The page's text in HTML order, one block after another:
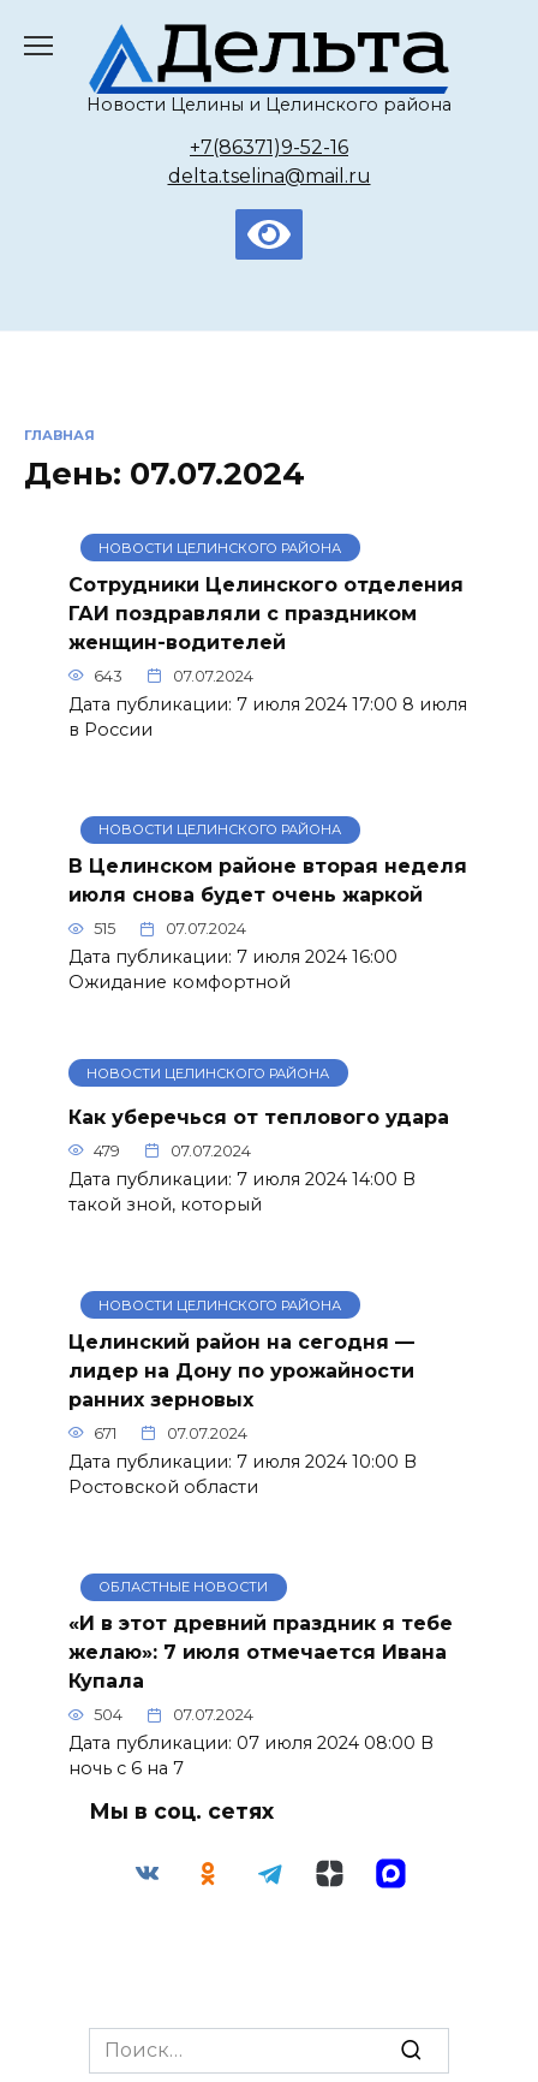
содержанию
Новости Целины и Целинского района
+7(86371)9-52-16
delta.tselina@mail.ru
ГЛАВНАЯ
День: 07.07.2024
НОВОСТИ ЦЕЛИНСКОГО РАЙОНА
Сотрудники Целинского отделения
ГАИ поздравляли с праздником
женщин-водителей
643 07.07.2024
Дата публикации: 7 июля 2024 17:00 8 июля
в России
НОВОСТИ ЦЕЛИНСКОГО РАЙОНА
В Целинском районе вторая неделя
июля снова будет очень жаркой
515 07.07.2024
Дата публикации: 7 июля 2024 16:00
Ожидание комфортной
НОВОСТИ ЦЕЛИНСКОГО РАЙОНА
Как уберечься от теплового удара
479 07.07.2024
Дата публикации: 7 июля 2024 14:00 В
такой зной, который
НОВОСТИ ЦЕЛИНСКОГО РАЙОНА
Целинский район на сегодня —
лидер на Дону по урожайности
ранних зерновых
671 07.07.2024
Дата публикации: 7 июля 2024 10:00 В
Ростовской области
ОБЛАСТНЫЕ НОВОСТИ
«И в этот древний праздник я тебе
желаю»: 7 июля отмечается Ивана
Купала
504 07.07.2024
Дата публикации: 07 июля 2024 08:00 В
ночь с 6 на 7
Мы в соц. сетях
Search
for: